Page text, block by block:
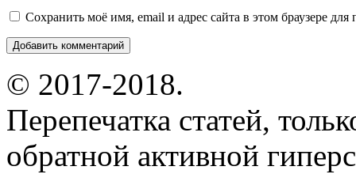
Сохранить моё имя, email и адрес сайта в этом браузере
© 2017-2018.
Перепечатка статей,
обратной активной